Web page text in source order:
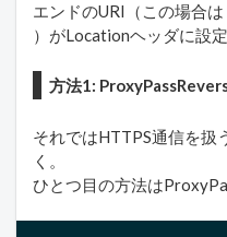
エンドのURI（この場合は
）がLocationヘッダに設
方法1:
それではHTTPS通信を扱
く。
ひとつ目の方法は